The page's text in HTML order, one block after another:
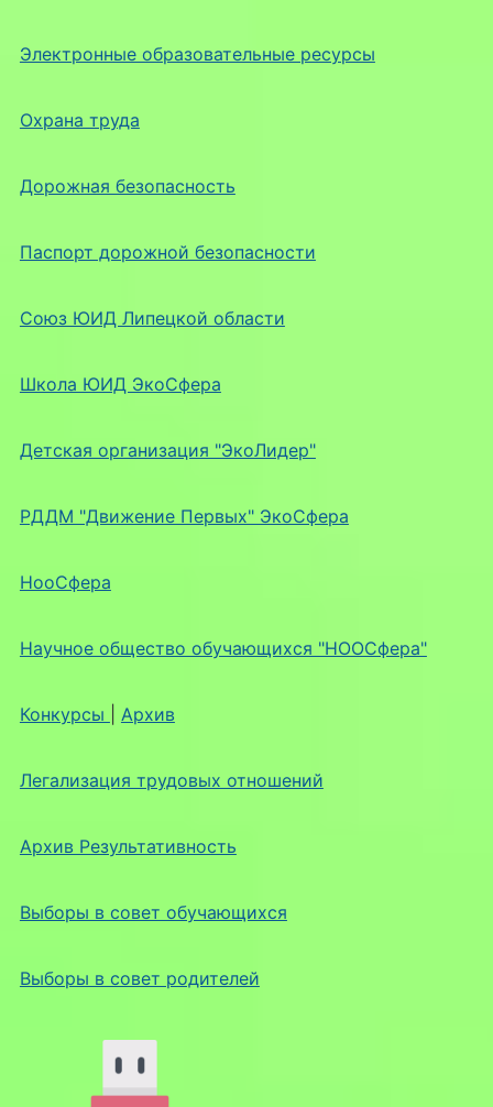
Электронные образовательные ресурсы
Охрана труда
Дорожная безопасность
Паспорт дорожной безопасности
Союз ЮИД Липецкой области
Школа ЮИД ЭкоСфера
Детская организация "ЭкоЛидер"
РДДМ "Движение Первых" ЭкоСфера
НооСфера
Научное общество обучающихся "НООСфера"
Конкурсы Архив
Легализация трудовых отношений
Архив Результативность
Выборы в совет обучающихся
Выборы в совет родителей